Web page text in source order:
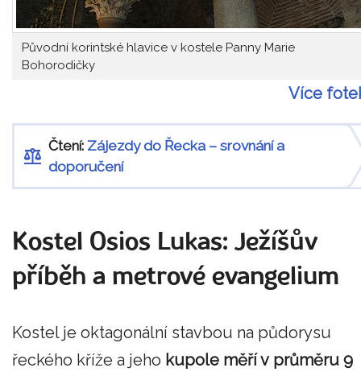
Původní korintské hlavice v kostele Panny Marie
Bohorodičky
Více
Čtení: Zájezdy do Řecka – srovnání a
doporučení
Kostel Osios Lukas: Ježíšův
příběh a metrové evangelium
Kostel je oktagonální stavbou na půdorysu
řeckého kříže a jeho kupole měří v průměru 9